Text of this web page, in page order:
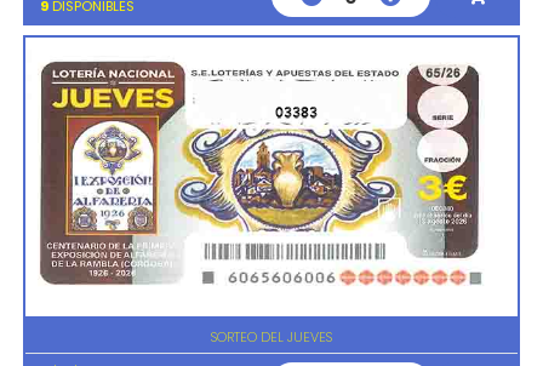
9 DISPONIBLES
03383
SORTEO DEL JUEVES